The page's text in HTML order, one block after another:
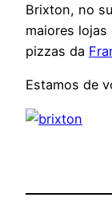
Brixton, no
maiores
pizzas da
Estamos de